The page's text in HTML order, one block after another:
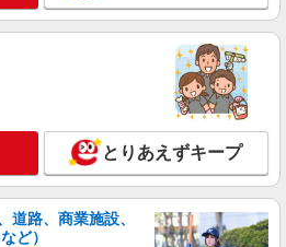
詳細を見る
店（古河事業所）/FKGA105970
ッキング・梱包
円 ※月収例21.4万円（残業等含む収
例:214830円＝1320円×7時間45分×21
合＋残業代、交通費別途支給 ※交通費
当社規定あり。
古河市南部エリア、境町・五霞町近く
場完備≫マイカー通勤OK
とりあえずキープ
道路、商業施設、
ど）